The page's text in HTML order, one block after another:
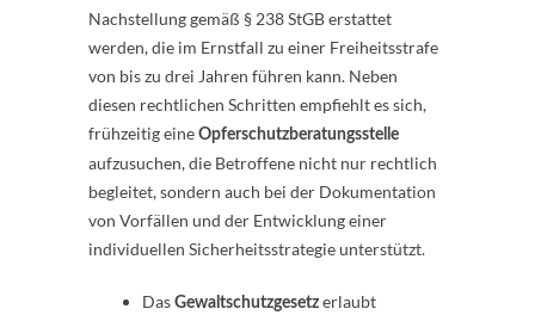
Nachstellung gemäß § 238 StGB erstattet
werden, die im Ernstfall zu einer Freiheitsstrafe
von bis zu drei Jahren führen kann. Neben
diesen rechtlichen Schritten empfiehlt es sich,
frühzeitig eine Opferschutzberatungsstelle
aufzusuchen, die Betroffene nicht nur rechtlich
begleitet, sondern auch bei der Dokumentation
von Vorfällen und der Entwicklung einer
individuellen Sicherheitsstrategie unterstützt.
Das Gewaltschutzgesetz erlaubt